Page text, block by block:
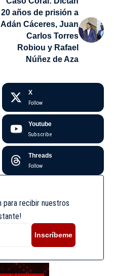
20 años de prisión a
Adán Cáceres, Juan
Carlos Torres
Robiou y Rafael
Núñez de Aza
X
Follow
Youtube
Subscribe
Threads
Follow
para recibir nuestros
Inscríbeme